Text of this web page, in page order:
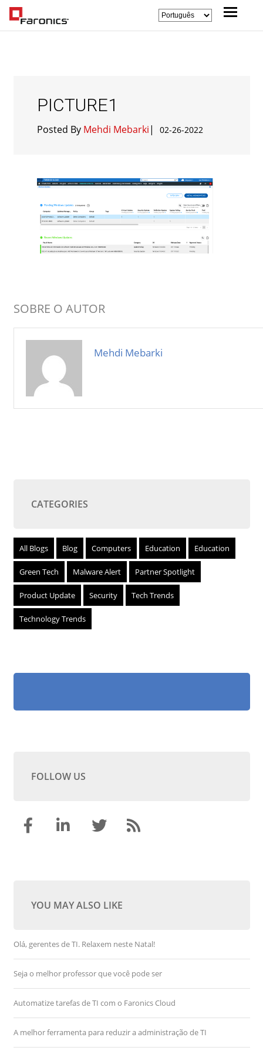
PICTURE1
Posted By Mehdi Mebarki| 02-26-2022
SOBRE O AUTOR
Mehdi Mebarki
CATEGORIES
All Blogs Blog Computers Education Education
Green Tech Malware Alert Partner Spotlight
Product Update Security Tech Trends
Technology Trends
FOLLOW US
YOU MAY ALSO LIKE
Olá, gerentes de TI. Relaxem neste Natal!
Seja o melhor professor que você pode ser
Automatize tarefas de TI com o Faronics Cloud
A melhor ferramenta para reduzir a administração de TI